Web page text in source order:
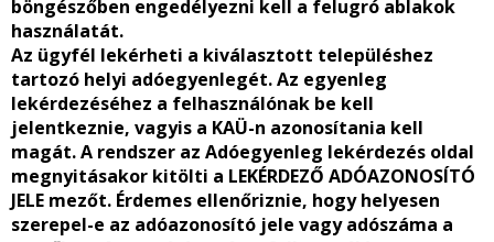
böngészőben engedélyezni kell a felugró ablakok
használatát.
Az ügyfél lekérheti a kiválasztott településhez
tartozó helyi adóegyenlegét. Az egyenleg
lekérdezéséhez a felhasználónak be kell
jelentkeznie, vagyis a KAÜ-n azonosítania kell
magát. A rendszer az Adóegyenleg lekérdezés oldal
megnyitásakor kitölti a LEKÉRDEZŐ ADÓAZONOSÍTÓ
JELE mezőt. Érdemes ellenőriznie, hogy helyesen
szerepel-e az adóazonosító jele vagy adószáma a